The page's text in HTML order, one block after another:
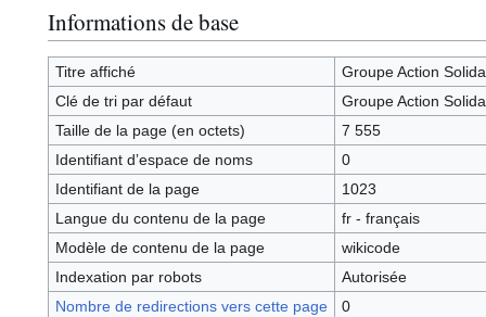
Informations de base
Titre affiché
Groupe Action
Clé de tri par défaut
Groupe Action
Taille de la page (en octets)
7 555
Identifiant dʼespace de noms
0
Identifiant de la page
1023
Langue du contenu de la page
fr - français
Modèle de contenu de la page
wikicode
Indexation par robots
Autorisée
Nombre de redirections vers cette page
0